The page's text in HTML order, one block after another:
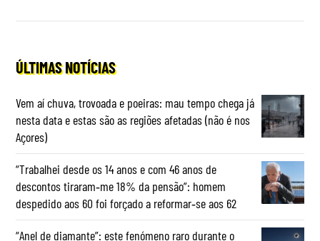
ÚLTIMAS NOTÍCIAS
Vem aí chuva, trovoada e poeiras: mau tempo chega já
nesta data e estas são as regiões afetadas (não é nos
Açores)
“Trabalhei desde os 14 anos e com 46 anos de
descontos tiraram‑me 18% da pensão”: homem
despedido aos 60 foi forçado a reformar‑se aos 62
“Anel de diamante”: este fenómeno raro durante o